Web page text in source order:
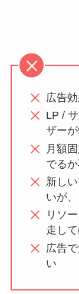
広告
LP /
ザー
月額
でる
新し
いが
リソ
走し
広告
い